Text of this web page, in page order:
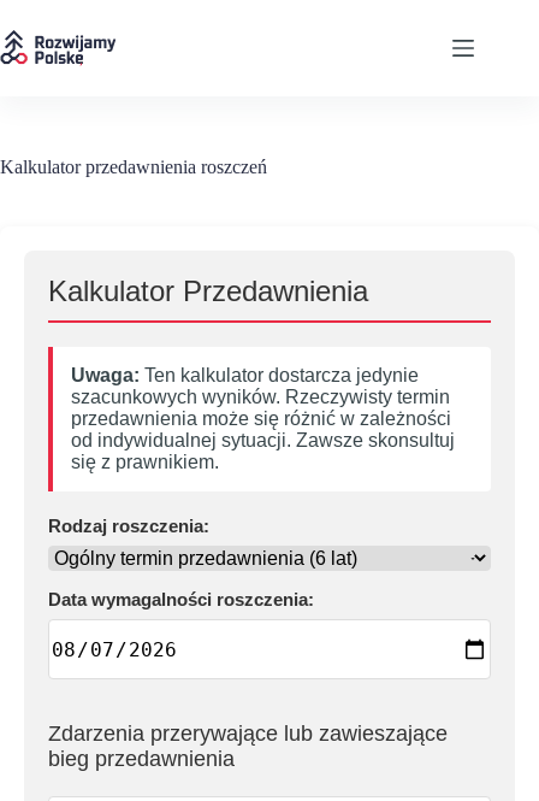
do
treści
Kalkulator przedawnienia roszczeń
Kalkulator Przedawnienia
Uwaga: Ten kalkulator dostarcza jedynie
szacunkowych wyników. Rzeczywisty termin
przedawnienia może się różnić w zależności
od indywidualnej sytuacji. Zawsze skonsultuj
się z prawnikiem.
Rodzaj roszczenia:
Data wymagalności roszczenia:
Zdarzenia przerywające lub zawieszające
bieg przedawnienia